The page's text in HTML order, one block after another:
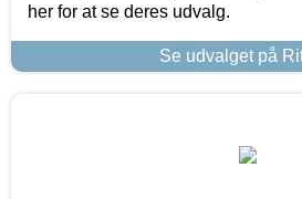
her for at se deres udvalg.
Se udvalget på